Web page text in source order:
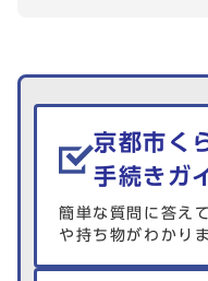
生活情報を探す
京都市く
手続きガ
簡単な質問に答え
や持ち物がわかり